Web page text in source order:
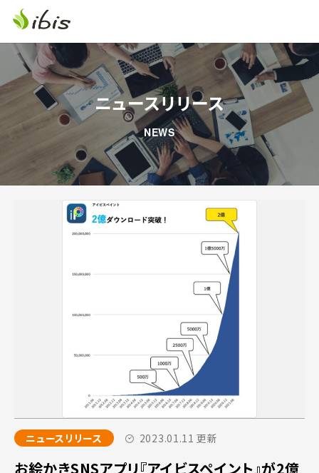
ニュースリリース
NEWS
ニュースリリース 2023.01.11 更新
お絵かきSNSアプリ『アイビスペイント』が2億